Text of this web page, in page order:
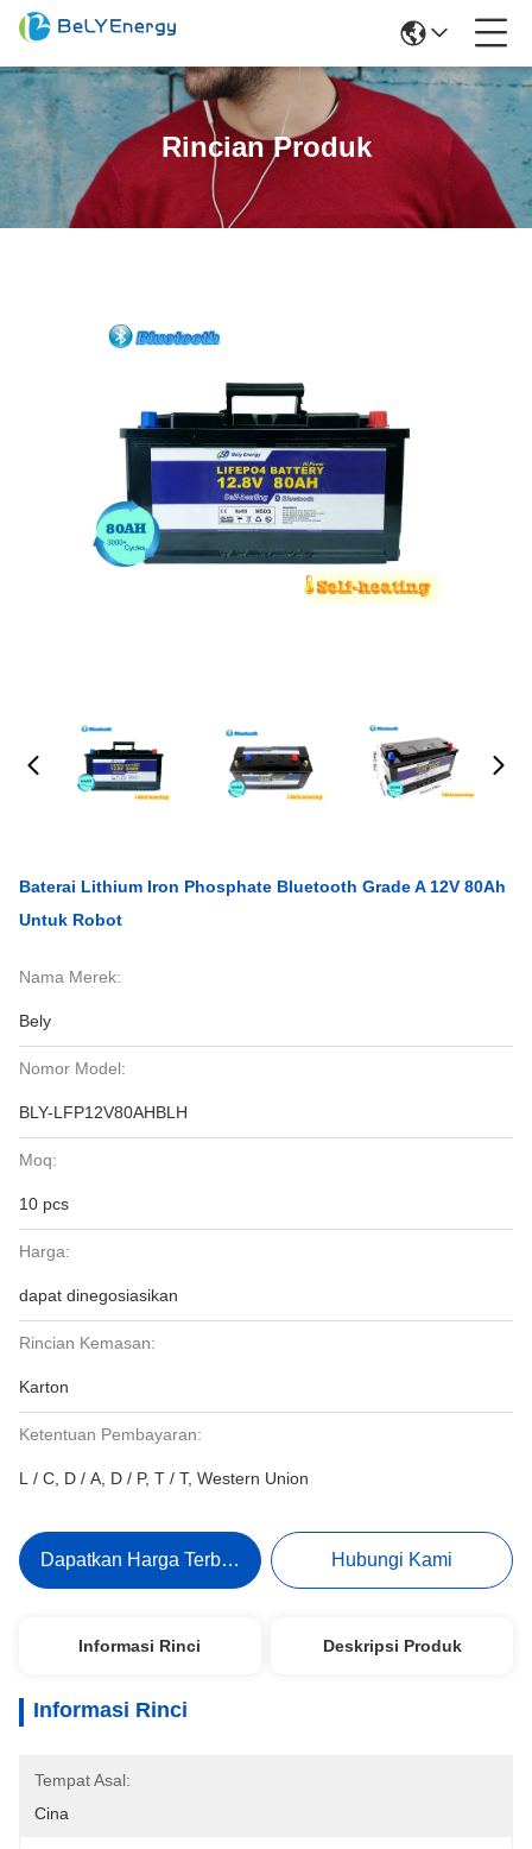
Rincian Produk
Baterai Lithium Iron Phosphate Bluetooth Grade A 12V 80Ah
Untuk Robot
Nama Merek:
Bely
Nomor Model:
BLY-LFP12V80AHBLH
Moq:
10 pcs
Harga:
dapat dinegosiasikan
Rincian Kemasan:
Karton
Ketentuan Pembayaran:
L / C, D / A, D / P, T / T, Western Union
Dapatkan Harga Terbaik Hubungi Kami
Informasi Rinci Deskripsi Produk
Informasi Rinci
Tempat Asal:
Cina